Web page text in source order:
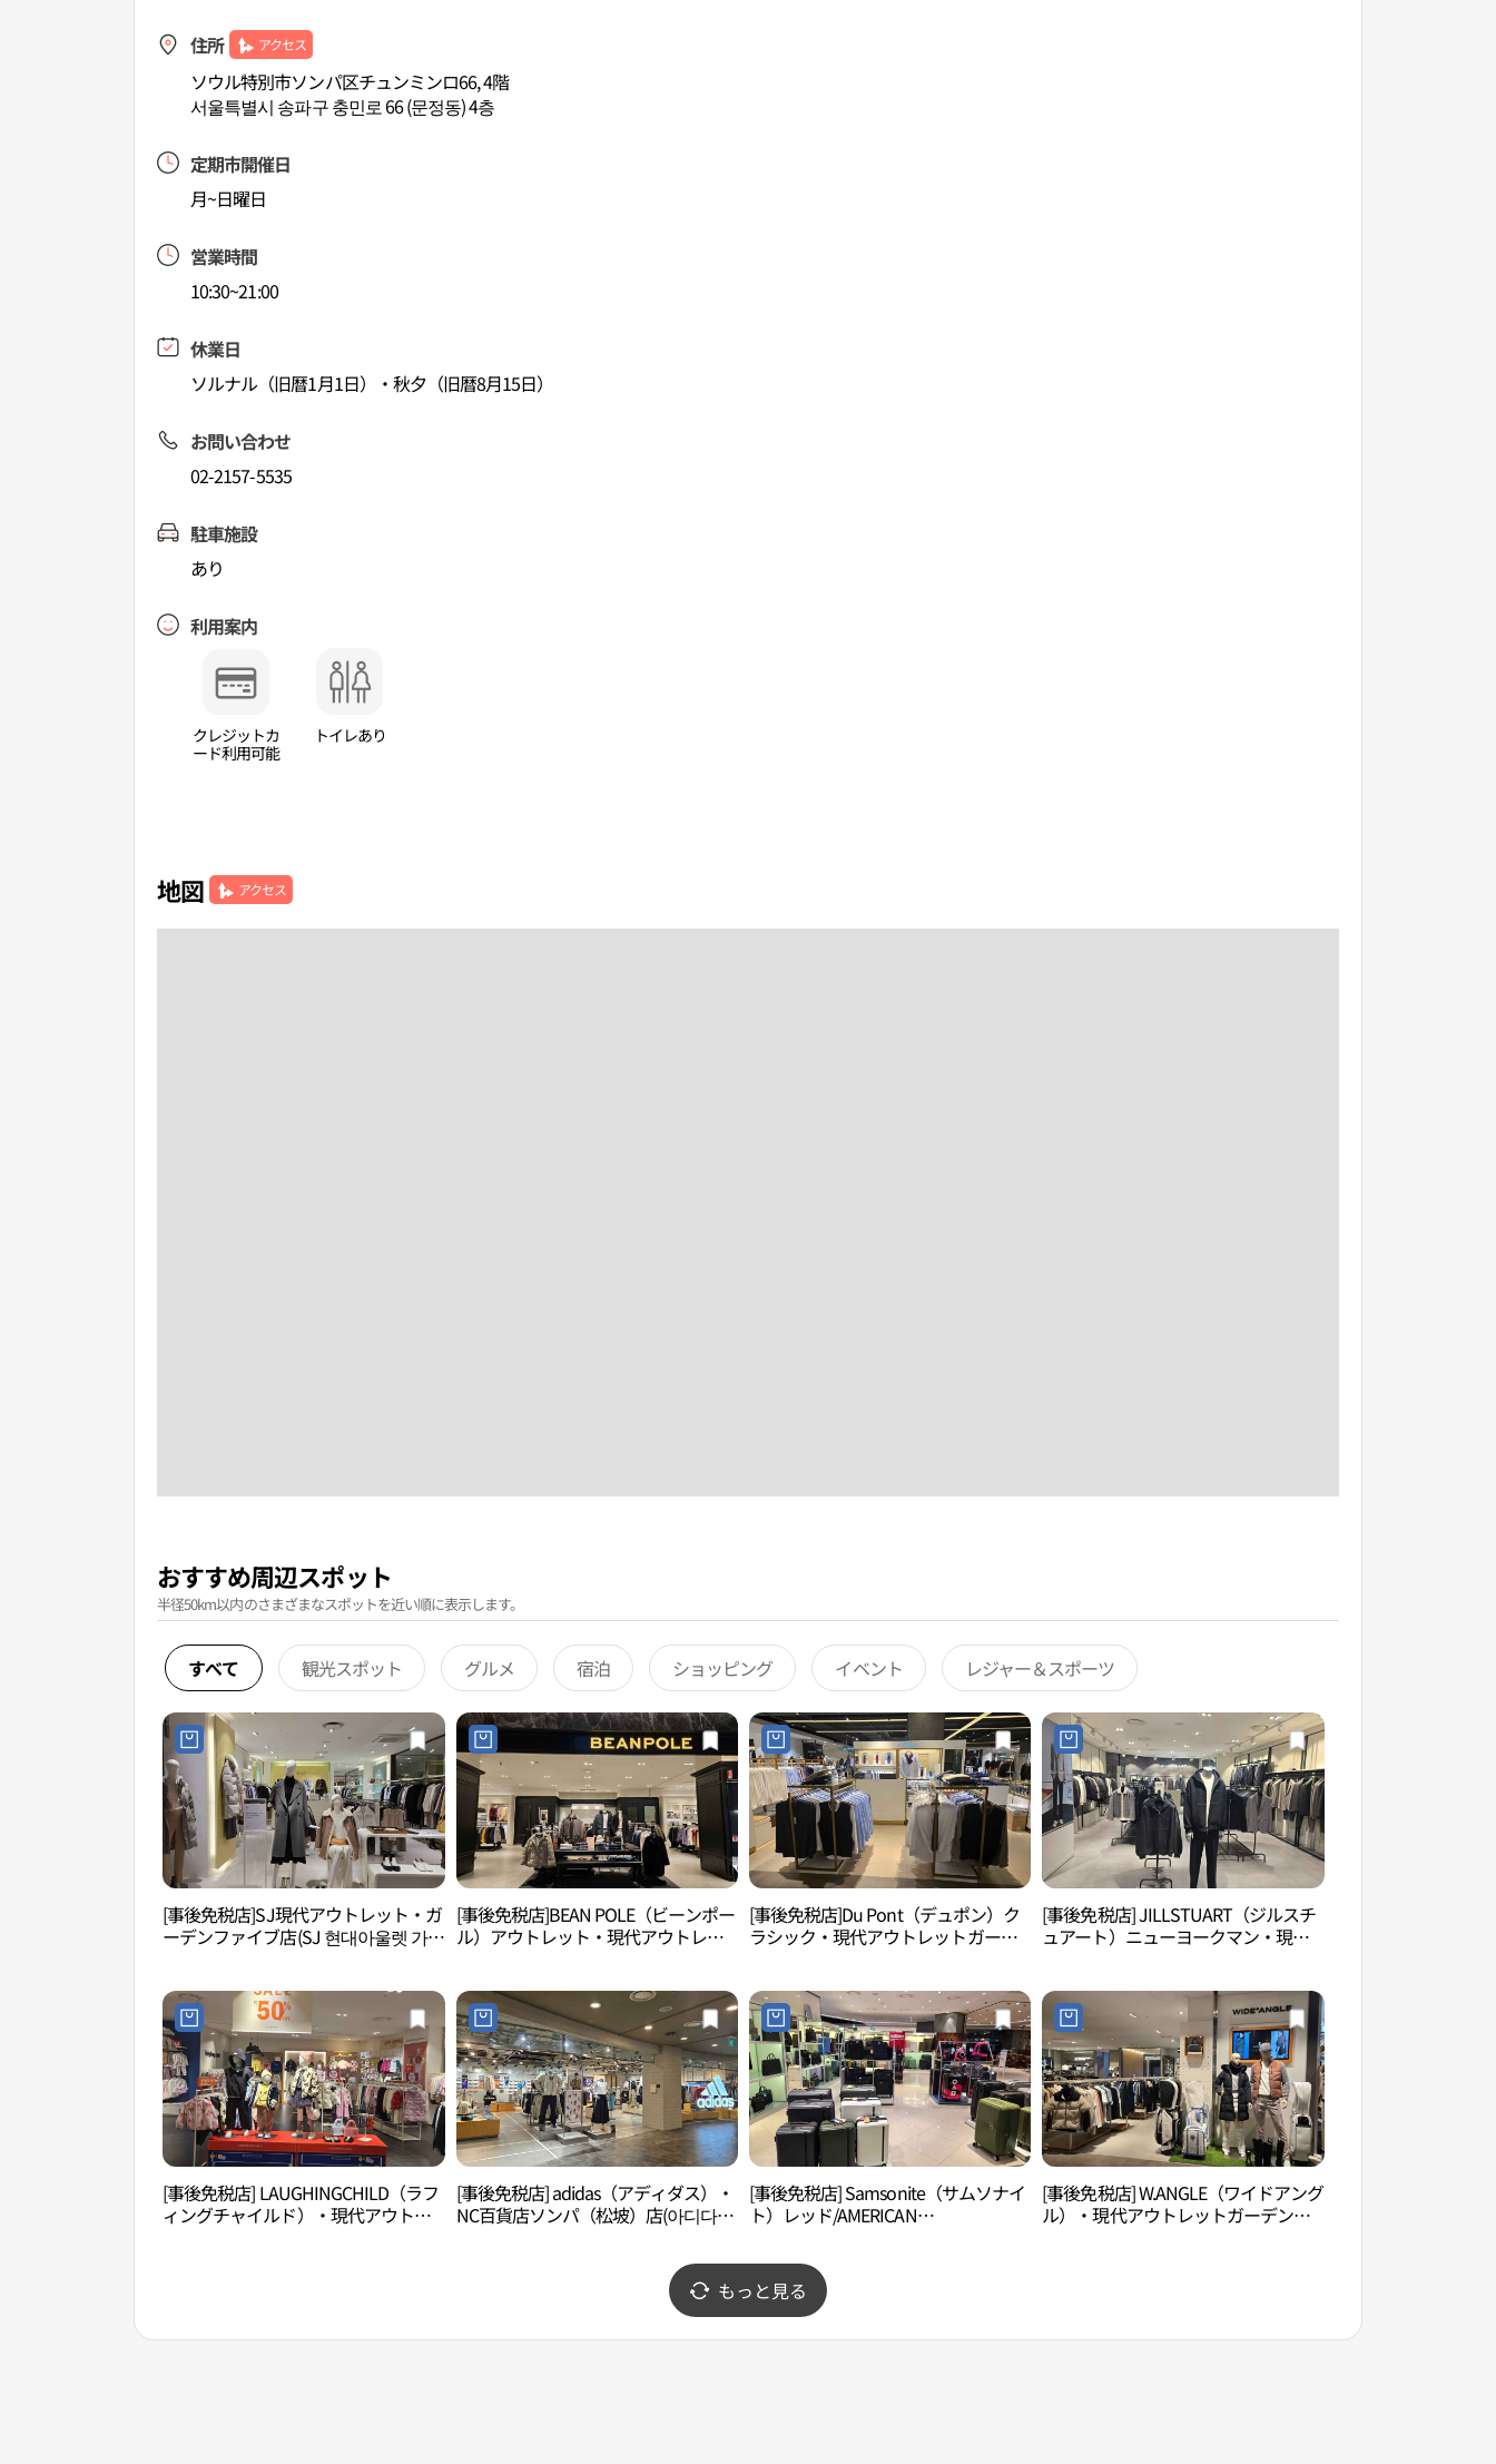
住所 アクセス
ソウル特別市ソンパ区チュンミンロ66, 4階
서울특별시 송파구 충민로 66 (문정동) 4층
定期市開催日
月~日曜日
営業時間
10:30~21:00
休業日
ソルナル（旧暦1月1日）・秋夕（旧暦8月15日）
お問い合わせ
02-2157-5535
駐車施設
あり
利用案内
クレジットカ
ード利用可能
トイレあり
地図 アクセス
おすすめ周辺スポット
半径50km以内のさまざまなスポットを近い順に表示します。
すべて 観光スポット グルメ 宿泊 ショッピング イベント レジャー＆スポーツ
[事後免税店]SJ現代アウトレット・ガ
ーデンファイブ店(SJ 현대아울렛 가든
[事後免税店]BEAN POLE（ビーンポー
ル）アウトレット・現代アウトレッ
[事後免税店]Du Pont（デュポン）ク
ラシック・現代アウトレットガーデ
[事後免税店] JILLSTUART（ジルスチ
ュアート）ニューヨークマン・現代
브점)
[事後免税店] LAUGHINGCHILD（ラフ
ィングチャイルド）・現代アウトレ
[事後免税店] adidas（アディダス）・
NC百貨店ソンパ（松坡）店(아디다스
[事後免税店] Samsonite（サムソナイ
ト）レッド/AMERICAN
ー）・現代アウトレットガーデンフ
ァイブ店(쌤소나이트 아메리칸투어리
스터 현대아울렛 가든파이브점)
[事後免税店] W.ANGLE（ワイドアング
ル）・現代アウトレットガーデンフ
もっと見る